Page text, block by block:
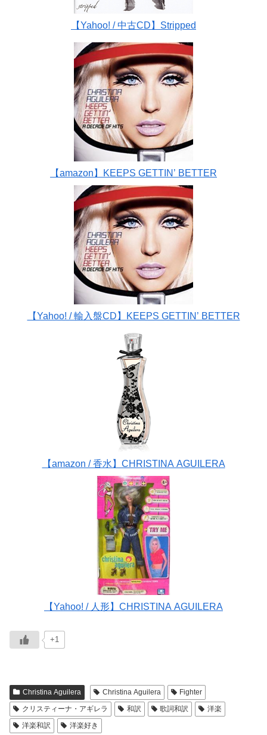
【Yahoo! / 中古CD】Stripped
【amazon】KEEPS GETTIN’ BETTER
【Yahoo! / 輸入盤CD】KEEPS GETTIN’ BETTER
【amazon / 香水】CHRISTINA AGUILERA
【Yahoo! / 人形】CHRISTINA AGUILERA
+1
Christina Aguilera Christina Aguilera
Fighter
クリスティーナ・アギレラ
和訳 歌詞和訳
洋楽
洋楽和訳
洋楽好き